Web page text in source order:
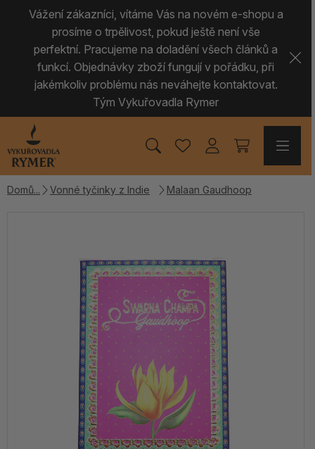
Vážení zákazníci, vítáme Vás na novém e-shopu a
prosíme o trpělivost, pokud ještě není vše
perfektní. Pracujeme na doladění všech článků a
funkcí. Objednávky zboží fungují v pořádku, při
jakémkoliv problému nás neváhejte kontaktovat.
Tým Vykuřovadla Rymer
Domů Vonné tyčinky z Indie Malaan Gaudhoop